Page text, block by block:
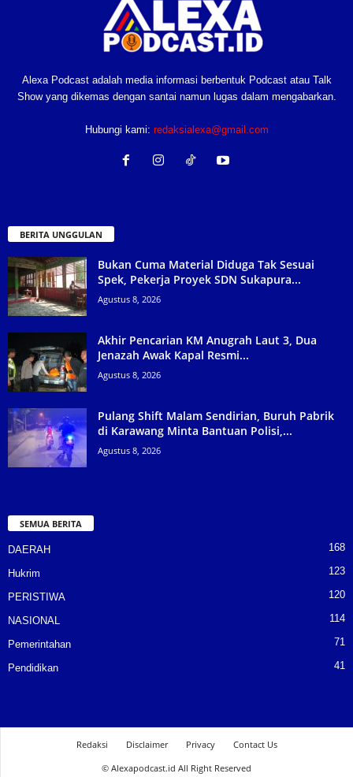
Alexa Podcast adalah media informasi berbentuk Podcast atau Talk
Show yang dikemas dengan santai namun lugas dalam mengabarkan.
Hubungi kami: redaksialexa@gmail.com
BERITA UNGGULAN
Bukan Cuma Material Diduga Tak Sesuai
Spek, Pekerja Proyek SDN Sukapura...
Agustus 8, 2026
Akhir Pencarian KM Anugrah Laut 3, Dua
Jenazah Awak Kapal Resmi...
Agustus 8, 2026
Pulang Shift Malam Sendirian, Buruh Pabrik
di Karawang Minta Bantuan Polisi,...
Agustus 8, 2026
SEMUA BERITA
DAERAH 168
Hukrim 123
PERISTIWA 120
NASIONAL 114
Pemerintahan 71
Pendidikan 41
Redaksi Disclaimer Privacy
Contact Us
© Alexapodcast.id All Right Reserved